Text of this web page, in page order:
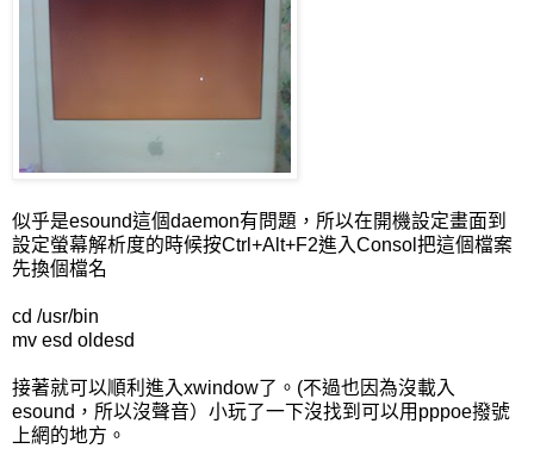
似乎是esound這個daemon有問題，所以在開機設定畫面到
設定螢幕解析度的時候按Ctrl+Alt+F2進入Consol把這個檔案
先換個檔名
cd /usr/bin
mv esd oldesd
接著就可以順利進入xwindow了。(不過也因為沒載入
esound，所以沒聲音）小玩了一下沒找到可以用pppoe撥號
上網的地方。